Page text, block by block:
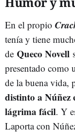
En el propio
tenía y tiene
de Queco Novell
presentado como
de la buena vida,
distinto a Núñez
lágrima fácil. Y
Laporta con